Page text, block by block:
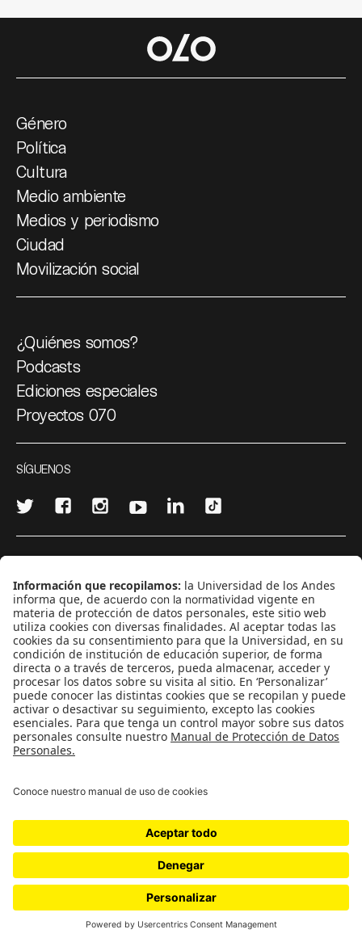
Género
Política
Cultura
Medio ambiente
Medios y periodismo
Ciudad
Movilización social
¿Quiénes somos?
Podcasts
Ediciones especiales
Proyectos 070
SÍGUENOS
CONTÁCTANOS
cerosetenta@uniandes.edu.co
BOGOTÁ, COLOMBIA
NEWSLETTER